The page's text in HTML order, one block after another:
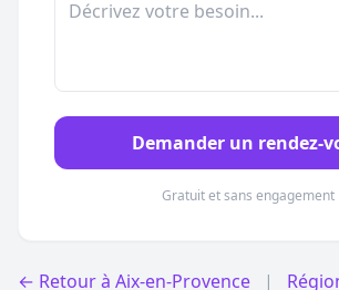
Demander un rendez-
Gratuit et sans engagement
← Retour à Aix-en-Provence |